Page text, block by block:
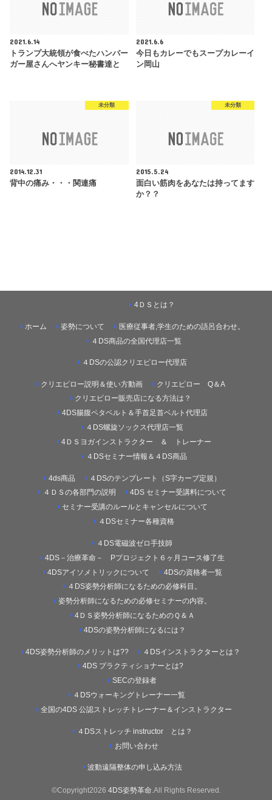
2021.6.14
トランプ大統領が食べたハンバー
ガー屋さんへヤンキー秘書達と
2021.6.6
今日もカレーでもスープカレーイ
ン岡山
未分類
2014.12.31
背中の痛み・・・関連痛
未分類
2015.5.24
面白い筋肉をあなたは持ってます
か？？
ホーム
4ＤＳとは？
姿勢について
医療従事者,学生のための語呂合わせ。
４DS商品の全国代理店一覧
４DSの公認クリエピロー代理店
クリエピロー説明＆使い方動画
クリエピロー Q＆A
クリエピロー販売店になる方法は？
4DS腸腹ペタベルト＆手首足首ベルト代理店
４DS螺旋ソックス代理店一覧
4ＤＳヨガインストラクター ＆ トレーナー
４DSセミナー情報＆４DS商品
4ds商品
４DSのテンプレート（S字カーブ定規）
４ＤＳの各部門の説明
4DS セミナー受講料について
セミナー受講のルールとキャンセルについて
４DSセミナー各種資格
４DS電磁波ゼロ手技師
4DS－治療革命－ Pプロジェクト６ヶ月コース修了生
4DSアイソメトリックについて
4DSの資格者一覧
４DS姿勢分析師になるための必修科目。
姿勢分析師になるための必修セミナーの内容。
4ＤＳ姿勢分析師になるためのＱ＆Ａ
4DSの姿勢分析師になるには？
4DS姿勢分析師のメリットは??
４DSインストラクターとは？
4DS プラクティショナーとは?
SECの登録者
４DSウォーキングトレーナー一覧
全国の4DS 公認ストレッチトレーナー＆インストラクター
４DSストレッチ instructor とは？
お問い合わせ
波動遠隔整体の申し込み方法
©Copyright2026 4DS姿勢革命 .All Rights Reserved.